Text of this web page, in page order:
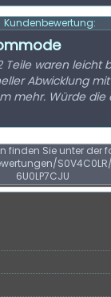
Kundenbewertung:
Teile waren leicht
Abwicklung
mehr. Würde die
finden Sie unter der
6U0LP7CJU